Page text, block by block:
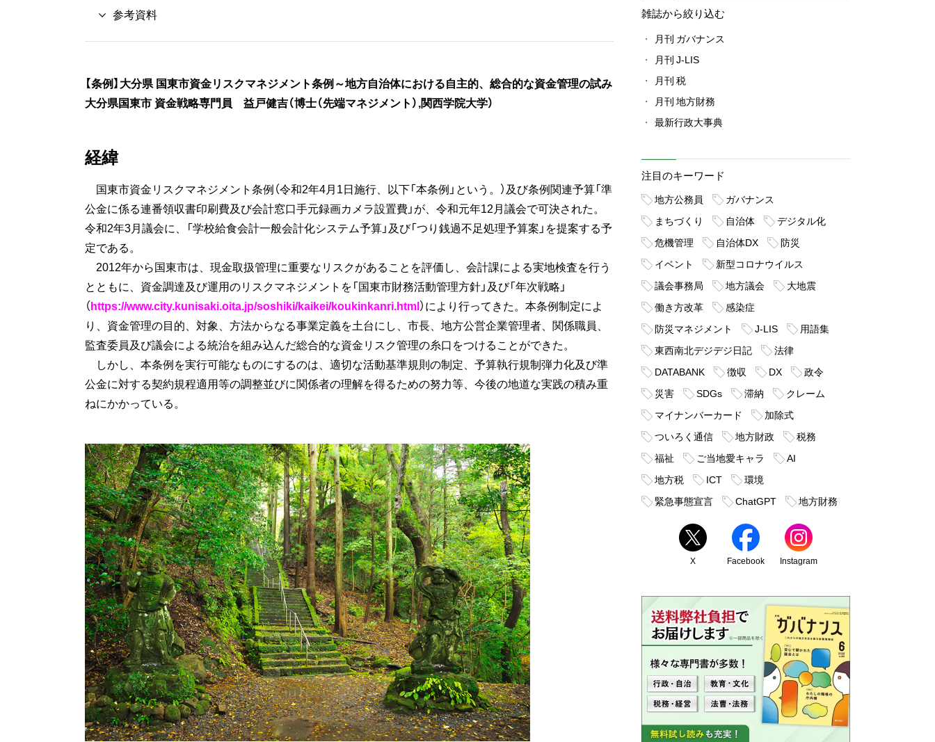
参考資料
【条例】大分県 国東市資金リスクマネジメント条例～地方自治体における自主的、総合的な資金管理の試み
大分県国東市 資金戦略専門員 益戸健吉（博士（先端マネジメント）,関西学院大学）
経緯
国東市資金リスクマネジメント条例（令和2年4月1日施行、以下「本条例」という。）及び条例関連予算「準
公金に係る連番領収書印刷費及び会計窓口手元録画カメラ設置費」が、令和元年12月議会で可決された。
令和2年3月議会に、「学校給食会計一般会計化システム予算」及び「つり銭過不足処理予算案」を提案する予
定である。
2012年から国東市は、現金取扱管理に重要なリスクがあることを評価し、会計課による実地検査を行う
とともに、資金調達及び運用のリスクマネジメントを「国東市財務活動管理方針」及び「年次戦略」
（https://www.city.kunisaki.oita.jp/soshiki/kaikei/koukinkanri.html）により行ってきた。本条例制定によ
り、資金管理の目的、対象、方法からなる事業定義を土台にし、市長、地方公営企業管理者、関係職員、
監査委員及び議会による統治を組み込んだ総合的な資金リスク管理の糸口をつけることができた。
しかし、本条例を実行可能なものにするのは、適切な活動基準規則の制定、予算執行規制弾力化及び準
公金に対する契約規程適用等の調整並びに関係者の理解を得るための努力等、今後の地道な実践の積み重
ねにかかっている。
雑誌から絞り込む
月刊 ガバナンス
月刊 J-LIS
月刊 税
月刊 地方財務
最新行政大事典
注目のキーワード
地方公務員
ガバナンス
まちづくり
自治体
デジタル化
危機管理
自治体DX
防災
イベント
新型コロナウイルス
議会事務局
地方議会
大地震
働き方改革
感染症
防災マネジメント
J-LIS
用語集
東西南北デジデジ日記
法律
DATABANK
徴収 DX
政令
災害
SDGs 滞納
クレーム
マイナンバーカード
加除式
ついろく通信
地方財政
税務
福祉
ご当地愛キャラ
AI
地方税
ICT
環境
緊急事態宣言
ChatGPT 地方財務
X Facebook Instagram